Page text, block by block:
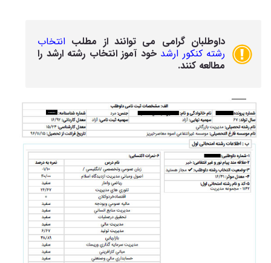
داوطلبان گرامی می توانند از مطلب انتخاب
رشته کنکور ارشد خود آموز انتخاب رشته ارشد را
مطالعه کنند.